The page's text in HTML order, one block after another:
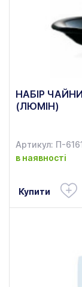
НАБІР
(ЛЮМІН)
Артикул: П-
в наявності
Купити